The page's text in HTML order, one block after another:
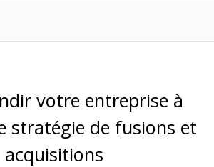
votre entreprise à
stratégie de fusions et
acquisitions